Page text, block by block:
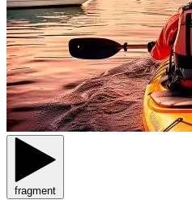
fragment